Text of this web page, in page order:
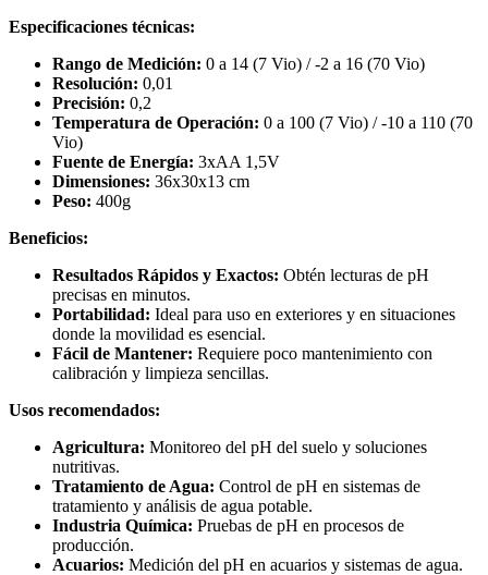
Especificaciones técnicas:
Rango de Medición: 0 a 14 (7 Vio) / -2 a 16 (70 Vio)
Resolución: 0,01
Precisión: 0,2
Temperatura de Operación: 0 a 100 (7 Vio) / -10 a 110 (70
Vio)
Fuente de Energía: 3xAA 1,5V
Dimensiones: 36x30x13 cm
Peso: 400g
Beneficios:
Resultados Rápidos y Exactos: Obtén lecturas de pH
precisas en minutos.
Portabilidad: Ideal para uso en exteriores y en situaciones
donde la movilidad es esencial.
Fácil de Mantener: Requiere poco mantenimiento con
calibración y limpieza sencillas.
Usos recomendados:
Agricultura: Monitoreo del pH del suelo y soluciones
nutritivas.
Tratamiento de Agua: Control de pH en sistemas de
tratamiento y análisis de agua potable.
Industria Química: Pruebas de pH en procesos de
producción.
Acuarios: Medición del pH en acuarios y sistemas de agua.